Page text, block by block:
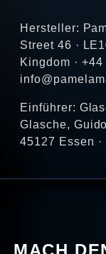
Hersteller:
Street 46 ·
Kingdom ·
Einführer:
Glasche,
45127 Essen